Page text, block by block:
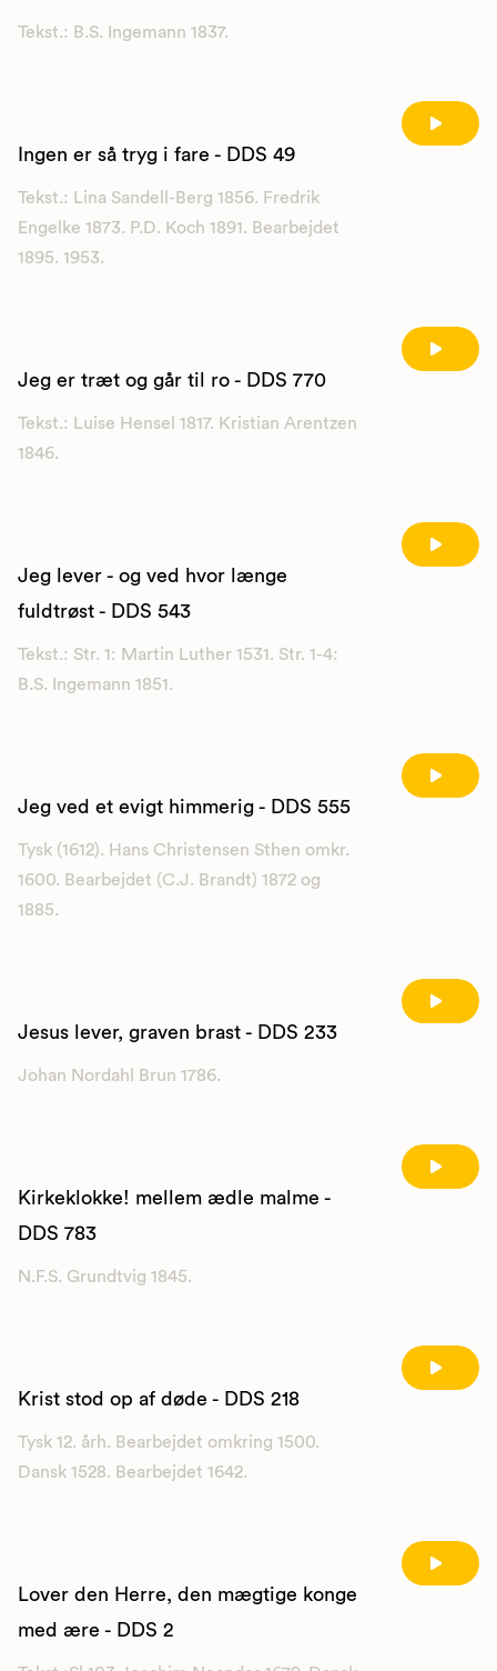
Tekst.: B.S. Ingemann 1837.
Ingen er så tryg i fare - DDS 49
Tekst.: Lina Sandell-Berg 1856. Fredrik
Engelke 1873. P.D. Koch 1891. Bearbejdet
1895. 1953.
Jeg er træt og går til ro - DDS 770
Tekst.: Luise Hensel 1817. Kristian Arentzen
1846.
Jeg lever - og ved hvor længe
fuldtrøst - DDS 543
Tekst.: Str. 1: Martin Luther 1531. Str. 1-4:
B.S. Ingemann 1851.
Jeg ved et evigt himmerig - DDS 555
Tysk (1612). Hans Christensen Sthen omkr.
1600. Bearbejdet (C.J. Brandt) 1872 og
1885.
Jesus lever, graven brast - DDS 233
Johan Nordahl Brun 1786.
Kirkeklokke! mellem ædle malme -
DDS 783
N.F.S. Grundtvig 1845.
Krist stod op af døde - DDS 218
Tysk 12. årh. Bearbejdet omkring 1500.
Dansk 1528. Bearbejdet 1642.
Lover den Herre, den mægtige konge
med ære - DDS 2